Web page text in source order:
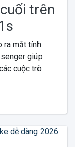
trên
ra mắt tính
giúp
cuộc trò